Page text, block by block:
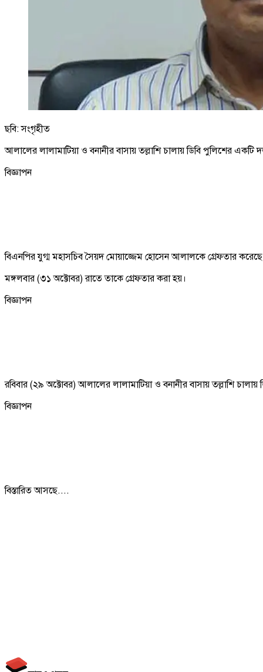
ছবি: সংগৃহীত
আলালের লালামাটিয়া ও বনানীর বাসায় তল্লাশি চালায় ডিবি পুলিশের একটি
বিজ্ঞাপন
বিএনপির যুগ্ম মহাসচিব সৈয়দ মোয়াজ্জেম হোসেন আলালকে গ্রেফতার করেছে
মঙ্গলবার (৩১ অক্টোবর) রাতে তাকে গ্রেফতার করা হয়।
বিজ্ঞাপন
রবিবার (২৯ অক্টোবর) আলালের লালামাটিয়া ও বনানীর বাসায় তল্লাশি
বিজ্ঞাপন
বিস্তারিত আসছে....